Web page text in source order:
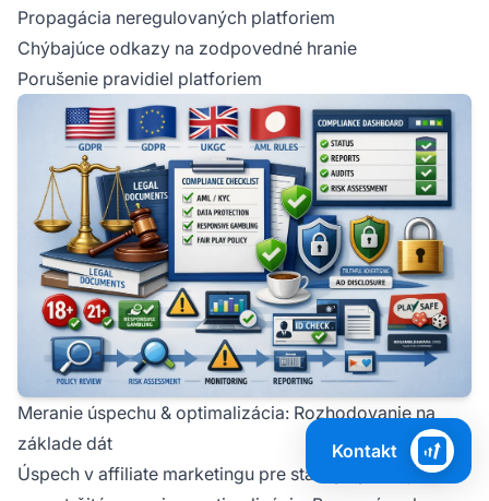
Propagácia neregulovaných platforiem
Chýbajúce odkazy na zodpovedné hranie
Porušenie pravidiel platforiem
Meranie úspechu & optimalizácia: Rozhodovanie na
základe dát
Úspech v affiliate marketingu pre stávky vyžaduje
Kontakt